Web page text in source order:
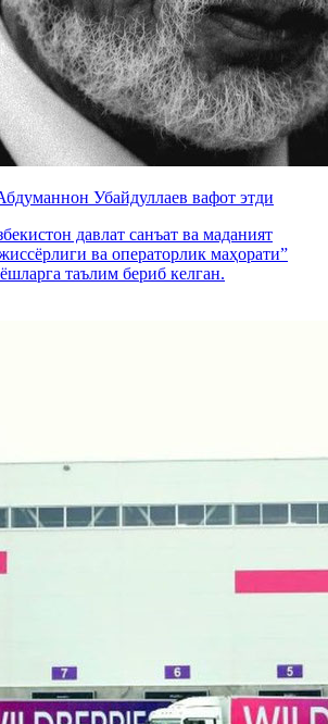
Убайдуллаев вафот этди
давлат санъат ва маданият
ва операторлик маҳорати”
таълим бериб келган.